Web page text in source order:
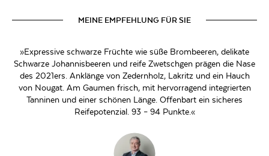
MEINE EMPFEHLUNG FÜR SIE
»Expressive schwarze Früchte wie süße Brombeeren, delikate
Schwarze Johannisbeeren und reife Zwetschgen prägen die Nase
des 2021ers. Anklänge von Zedernholz, Lakritz und ein Hauch
von Nougat. Am Gaumen frisch, mit hervorragend integrierten
Tanninen und einer schönen Länge. Offenbart ein sicheres
Reifepotenzial. 93 – 94 Punkte.«